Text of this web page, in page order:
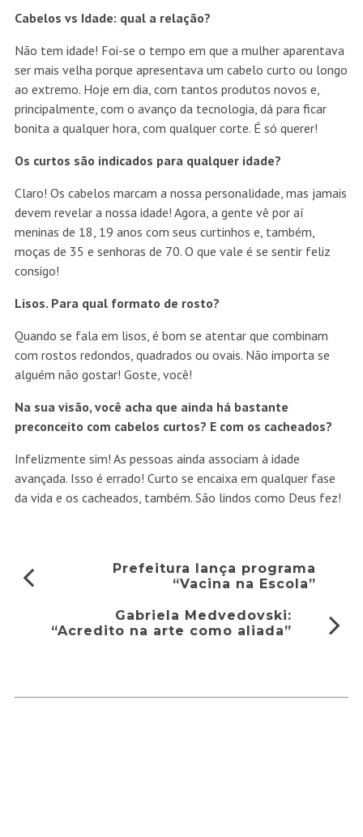
Cabelos vs Idade: qual a relação?
Não tem idade! Foi-se o tempo em que a mulher aparentava
ser mais velha porque apresentava um cabelo curto ou longo
ao extremo. Hoje em dia, com tantos produtos novos e,
principalmente, com o avanço da tecnologia, dá para ficar
bonita a qualquer hora, com qualquer corte. É só querer!
Os curtos são indicados para qualquer idade?
Claro! Os cabelos marcam a nossa personalidade, mas jamais
devem revelar a nossa idade! Agora, a gente vê por aí
meninas de 18, 19 anos com seus curtinhos e, também,
moças de 35 e senhoras de 70. O que vale é se sentir feliz
consigo!
Lisos. Para qual formato de rosto?
Quando se fala em lisos, é bom se atentar que combinam
com rostos redondos, quadrados ou ovais. Não importa se
alguém não gostar! Goste, você!
Na sua visão, você acha que ainda há bastante
preconceito com cabelos curtos? E com os cacheados?
Infelizmente sim! As pessoas ainda associam à idade
avançada. Isso é errado! Curto se encaixa em qualquer fase
da vida e os cacheados, também. São lindos como Deus fez!
Prefeitura lança programa
“Vacina na Escola”
Gabriela Medvedovski:
“Acredito na arte como aliada”